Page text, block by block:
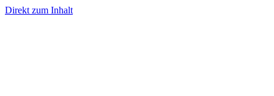
Direkt zum Inhalt